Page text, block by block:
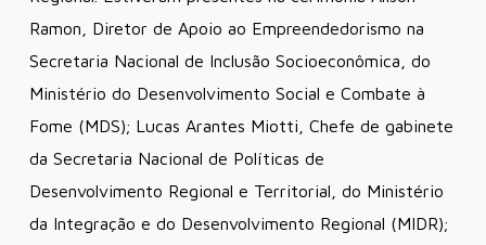
Ramon, Diretor de Apoio ao Empreendedorismo na
Secretaria Nacional de Inclusão Socioeconômica, do
Ministério do Desenvolvimento Social e Combate à
Fome (MDS); Lucas Arantes Miotti, Chefe de gabinete
da Secretaria Nacional de Políticas de
Desenvolvimento Regional e Territorial, do Ministério
da Integração e do Desenvolvimento Regional (MIDR);